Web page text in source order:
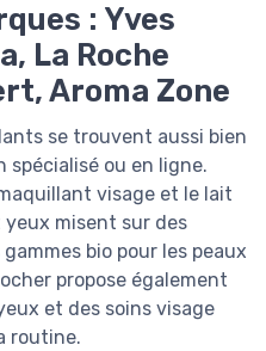
: Yves
La Roche
Aroma Zone
se trouvent aussi bien
spécialisé ou en ligne.
visage et le lait
misent sur des
bio pour les peaux
propose également
et des soins visage
routine.